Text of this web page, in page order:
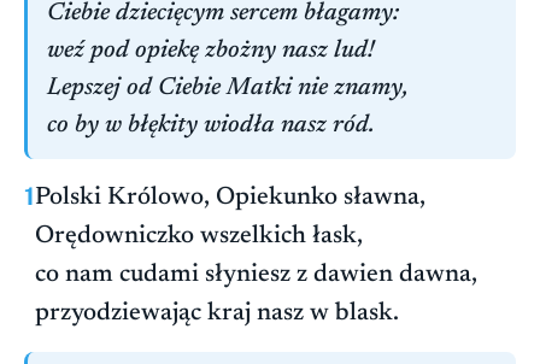
Ciebie dziecięcym sercem błagamy:
weź pod opiekę zbożny nasz lud!
Lepszej od Ciebie Matki nie znamy,
co by w błękity wiodła nasz ród.
1Polski Królowo, Opiekunko sławna,
Orędowniczko wszelkich łask,
co nam cudami słyniesz z dawien dawna,
przyodziewając kraj nasz w blask.